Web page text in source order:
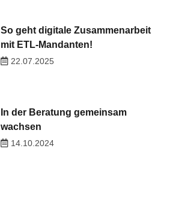
So geht digitale Zusammenarbeit
mit ETL-Mandanten!
22.07.2025
In der Beratung gemeinsam
wachsen
14.10.2024